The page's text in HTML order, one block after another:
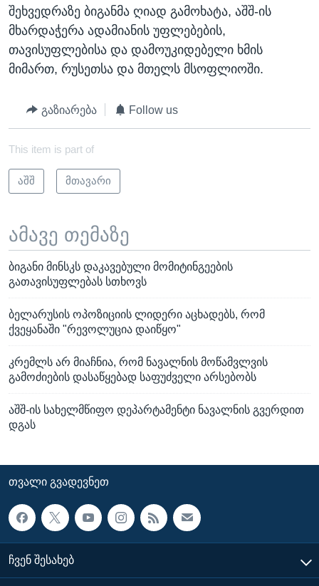
შეხვედრაზე ბიგანმა ღიად გამოხატა, აშშ-ის
მხარდაჭერა ადამიანის უფლებების,
თავისუფლებისა და დამოუკიდებელი ხმის
მიმართ, რუსეთსა და მთელს მსოფლიოში.
გაზიარება Follow us
This item is part of
აშშ მთავარი
ამავე თემაზე
ბიგანი მინსკს დაკავებული მომიტინგეების
გათავისუფლებას სთხოვს
ბელარუსის ოპოზიციის ლიდერი აცხადებს, რომ
ქვეყანაში "რევოლუცია დაიწყო"
კრემლს არ მიაჩნია, რომ ნავალნის მოწამვლვის
გამოძიების დასაწყებად საფუძველი არსებობს
აშშ-ის სახელმწიფო დეპარტამენტი ნავალნის გვერდით
დგას
ᲗᲕᲐᲚᲘ ᲒᲕᲐᲓᲔᲕᲜᲔᲗ
ᲩᲕᲔᲜ ᲨᲔᲡᲐᲮᲔᲑ